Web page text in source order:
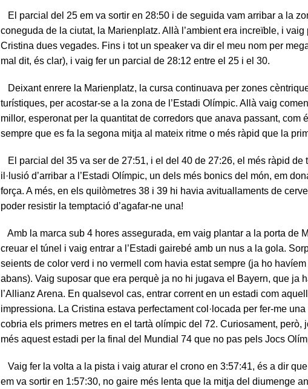
El parcial del 25 em va sortir en 28:50 i de seguida vam arribar a la
coneguda de la ciutat, la Marienplatz. Allà l’ambient era increïble, i vaig
Cristina dues vegades. Fins i tot un speaker va dir el meu nom per
mal dit, és clar), i vaig fer un parcial de 28:12 entre el 25 i el 30.
Deixant enrere la Marienplatz, la cursa continuava per zones
turístiques, per acostar-se a la zona de l’Estadi Olímpic. Allà vaig
millor, esperonat per la quantitat de corredors que anava passant, com
sempre que es fa la segona mitja al mateix ritme o més ràpid que la
El parcial del 35 va ser de 27:51, i el del 40 de 27:26, el més ràpid de
il·lusió d’arribar a l’Estadi Olímpic, un dels més bonics del món, em
força. A més, en els quilòmetres 38 i 39 hi havia avituallaments de
poder resistir la temptació d’agafar-ne una!
Amb la marca sub 4 hores assegurada, em vaig plantar a la porta de
creuar el túnel i vaig entrar a l’Estadi gairebé amb un nus a la gola.
seients de color verd i no vermell com havia estat sempre (ja ho
abans). Vaig suposar que era perquè ja no hi jugava el Bayern, que ja
l’Allianz Arena. En qualsevol cas, entrar corrent en un estadi com
impressiona. La Cristina estava perfectament col·locada per fer-me una
cobria els primers metres en el tartà olímpic del 72. Curiosament, però,
més aquest estadi per la final del Mundial 74 que no pas pels Jocs
Vaig fer la volta a la pista i vaig aturar el crono en 3:57:41, és a dir
em va sortir en 1:57:30, no gaire més lenta que la mitja del diumenge